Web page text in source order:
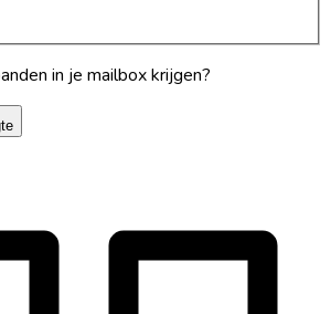
in je mailbox krijgen?